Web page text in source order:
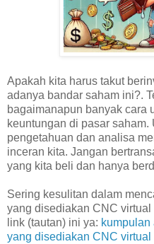
Apakah kita harus takut
adanya bandar saham ini?.
bagaimanapun banyak cara
keuntungan di pasar saham.
pengetahuan dan analisa
inceran kita. Jangan
yang kita beli dan hanya
Sering kesulitan dalam
yang disediakan CNC
link (tautan) ini ya: kumpulan
yang disediakan CNC virtual